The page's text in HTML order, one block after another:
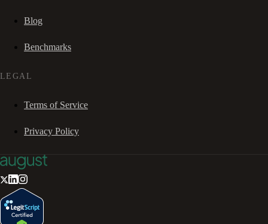
Blog
Benchmarks
LEGAL
Terms of Service
Privacy Policy